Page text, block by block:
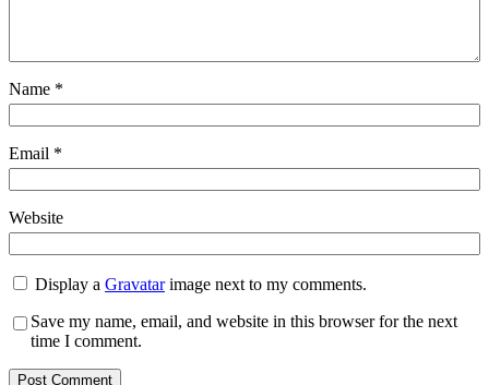
Name *
Email *
Website
Display aGravatarimage next to my comments.
Save my name, email, and website in this browser for the next
time I comment.